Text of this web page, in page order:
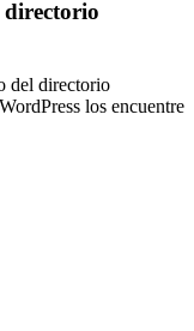
directorio
del directorio
los encuentre